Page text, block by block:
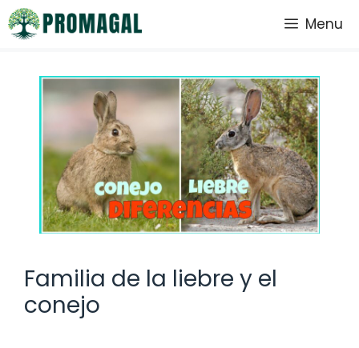
Saltar
al
Menu
Familia de la liebre y el
conejo